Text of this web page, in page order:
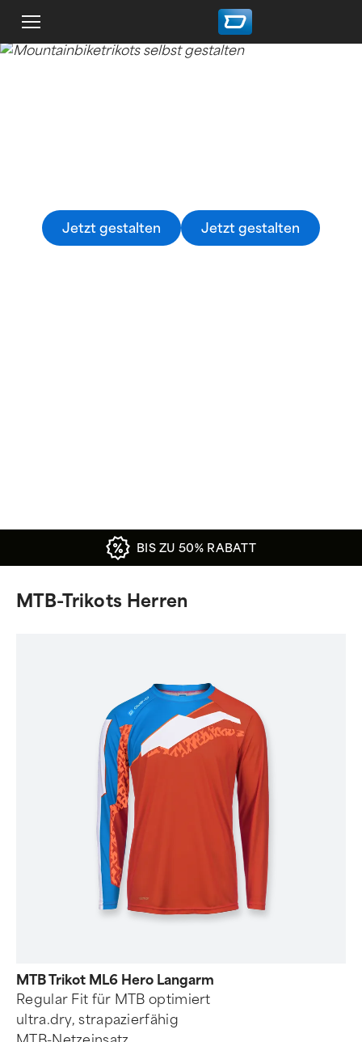
Jetzt gestalten Jetzt gestalten
BIS ZU 50% RABATT
MTB-Trikots Herren
MTB Trikot ML6 Hero Langarm
Regular Fit für MTB optimiert
ultra.dry, strapazierfähig